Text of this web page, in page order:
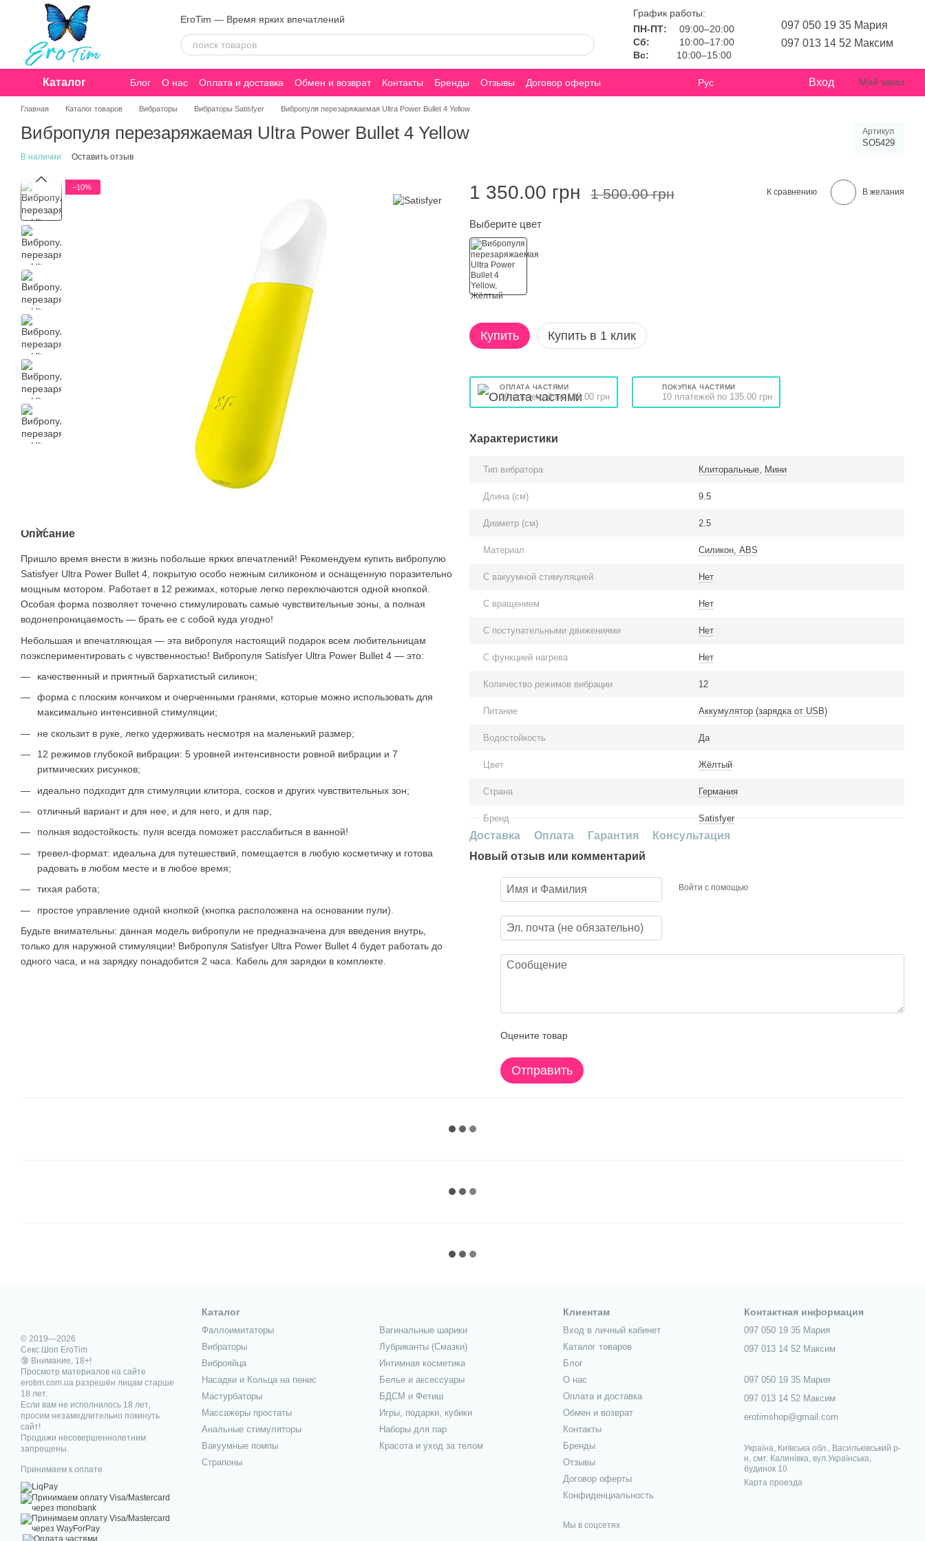
Перейти к основному контенту
EroTim — Время ярких впечатлений
График работы:
ПН-ПТ:
09:00–20:00
Сб:
10:00–17:00
Вс:
10:00–15:00
097 050 19 35 Мария
097 013 14 52 Максим
Каталог Блог О нас Оплата и доставка Обмен и возврат Контакты Бренды Отзывы
Договор оферты
Конфиденциальность
Рус Вход Мой заказ
Главная Каталог товаров Вибраторы Вибраторы Satisfyer Вибропуля перезаряжаемая Ultra Power Bullet 4 Yellow
Вибропуля перезаряжаемая Ultra Power Bullet 4 Yellow Артикул
SO5429
В наличии Оставить отзыв
−10%
Описание
Пришло время внести в жизнь побольше ярких впечатлений! Рекомендуем купить вибропулю
Satisfyer Ultra Power Bullet 4, покрытую особо нежным силиконом и оснащенную поразительно
мощным мотором. Работает в 12 режимах, которые легко переключаются одной кнопкой.
Особая форма позволяет точечно стимулировать самые чувствительные зоны, а полная
водонепроницаемость — брать ее с собой куда угодно!
Небольшая и впечатляющая — эта вибропуля настоящий подарок всем любительницам
поэкспериментировать с чувственностью! Вибропуля Satisfyer Ultra Power Bullet 4 — это:
качественный и приятный бархатистый силикон;
форма с плоским кончиком и очерченными гранями, которые можно использовать для
максимально интенсивной стимуляции;
не скользит в руке, легко удерживать несмотря на маленький размер;
12 режимов глубокой вибрации: 5 уровней интенсивности ровной вибрации и 7
ритмических рисунков;
идеально подходит для стимуляции клитора, сосков и других чувствительных зон;
отличный вариант и для нее, и для него, и для пар;
полная водостойкость: пуля всегда поможет расслабиться в ванной!
тревел-формат: идеальна для путешествий, помещается в любую косметичку и готова
радовать в любом месте и в любое время;
тихая работа;
простое управление одной кнопкой (кнопка расположена на основании пули).
Будьте внимательны: данная модель вибропули не предназначена для введения внутрь,
только для наружной стимуляции! Вибропуля Satisfyer Ultra Power Bullet 4 будет работать до
одного часа, и на зарядку понадобится 2 часа. Кабель для зарядки в комплекте.
1 350.00 грн 1 500.00 грн К сравнению В желания
Выберите цвет
Купить Купить в 1 клик
ОПЛАТА ЧАСТЯМИ
10 платежей по 135.00 грн
ПОКУПКА ЧАСТЯМИ
10 платежей по 135.00 грн
Характеристики
Тип вибратора Клиторальные, Мини
Длина (см) 9.5
Диаметр (см) 2.5
Материал Силикон, ABS
С вакуумной стимуляцией Нет
С вращением Нет
С поступательными движениями Нет
С функцией нагрева Нет
Количество режимов вибрации 12
Питание Аккумулятор (зарядка от USB)
Водостойкость Да
Цвет Жёлтый
Страна Германия
Бренд Satisfyer
Доставка Оплата Гарантия
Консультация
Новый отзыв или комментарий
Войти с помощью
Оцените товар
Отправить
© 2019—2026
Секс Шоп EroTim
🔞 Внимание, 18+!
Просмотр материалов на сайте
erotim.com.ua разрешён лицам старше
18 лет.
Если вам не исполнилось 18 лет,
просим незамедлительно покинуть
сайт!
Продажи несовершеннолетним
запрещены.
Принимаем к оплате
Каталог
Фаллоимитаторы
Вибраторы
Виброяйца
Насадки и Кольца на пенис
Мастурбаторы
Массажеры простаты
Анальные стимуляторы
Вакуумные помпы
Страпоны
Вагинальные шарики
Лубриканты (Смазки)
Интимная косметика
Белье и аксессуары
БДСМ и Фетиш
Игры, подарки, кубики
Наборы для пар
Красота и уход за телом
Клиентам
Вход в личный кабинет
Каталог товаров
Блог
О нас
Оплата и доставка
Обмен и возврат
Контакты
Бренды
Отзывы
Договор оферты
Конфиденциальность
Мы в соцсетях
Контактная информация
097 050 19 35 Мария
097 013 14 52 Максим
097 050 19 35 Мария
097 013 14 52 Максим
erotimshop@gmail.com
Україна, Київська обл., Васильківський р-
н, смт. Калинівка, вул.Українська,
будинок 10
Карта проезда